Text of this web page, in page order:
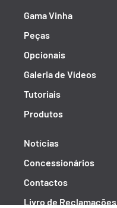
Gama Vinha
Peças
Opcionais
Galeria de Vídeos
Tutoriais
Produtos
Notícias
Concessionários
Contactos
Livro de Reclamações